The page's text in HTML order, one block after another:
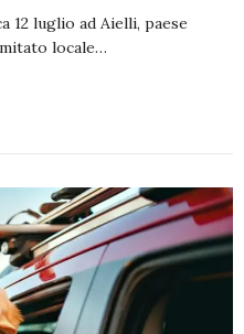
12 luglio ad Aielli, paese
locale…